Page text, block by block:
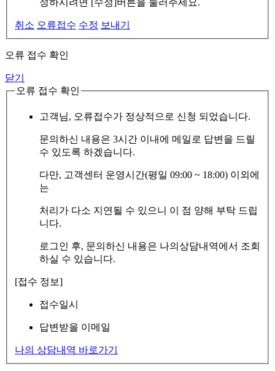
취소 오류접수 수정 보내기
오류 접수 확인
닫기
오류 접수 확인
고객님, 오류접수가 정상적으로 신청 되었습니다.
문의하신 내용은 3시간 이내에 메일로 답변을 드릴
수 있도록 하겠습니다.
다만, 고객센터 운영시간(평일 09:00 ~ 18:00) 이외에
는
처리가 다소 지연될 수 있으니 이 점 양해 부탁 드립
니다.
로그인 후, 문의하신 내용은 나의상담내역에서 조회
하실 수 있습니다.
[접수 정보]
접수일시
답변받을 이메일
나의 상담내역 바로가기